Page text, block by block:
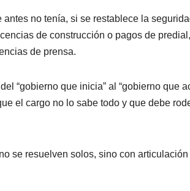
no tenía, si se restablece la
de construcción o pagos de predial,
de prensa.
“gobierno que inicia” al “gobierno que
el cargo no lo sabe todo y que debe
se resuelven solos, sino con articulación